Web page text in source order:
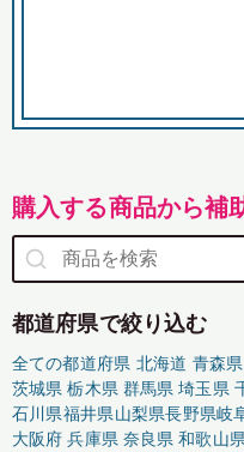
購入する商品から補
都道府県で絞り込む
全ての都道府県 北海道 青森県
茨城県 栃木県 群馬県 埼玉県
石川県福井県山梨県長野県岐
大阪府 兵庫県 奈良県 和歌山県